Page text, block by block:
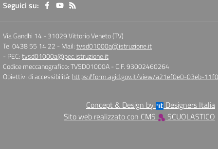
Seguici su:
Via Gandhi 14 - 31029 Vittorio Veneto (TV)
Tel 0438 55 14 22 - Mail:tvsd01000a@istruzione.it
- PEC:tvsd01000a@pec.istruzione.it
Codice meccanografico: TVSD01000A- C.F. 93002460264
Obiettivi di accessibilità: https://form.agid.gov.it/view/a21ef0e0-03eb-
Concept & Design by
Designers Italia
Sito web realizzato con CMS
SCUOLASTICO